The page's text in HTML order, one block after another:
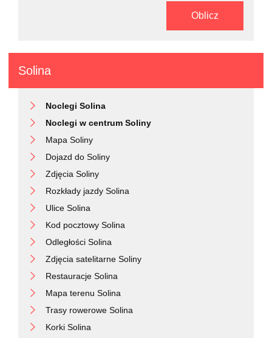
Oblicz
Solina
Noclegi Solina
Noclegi w centrum Soliny
Mapa Soliny
Dojazd do Soliny
Zdjęcia Soliny
Rozkłady jazdy Solina
Ulice Solina
Kod pocztowy Solina
Odległości Solina
Zdjęcia satelitarne Soliny
Restauracje Solina
Mapa terenu Solina
Trasy rowerowe Solina
Korki Solina